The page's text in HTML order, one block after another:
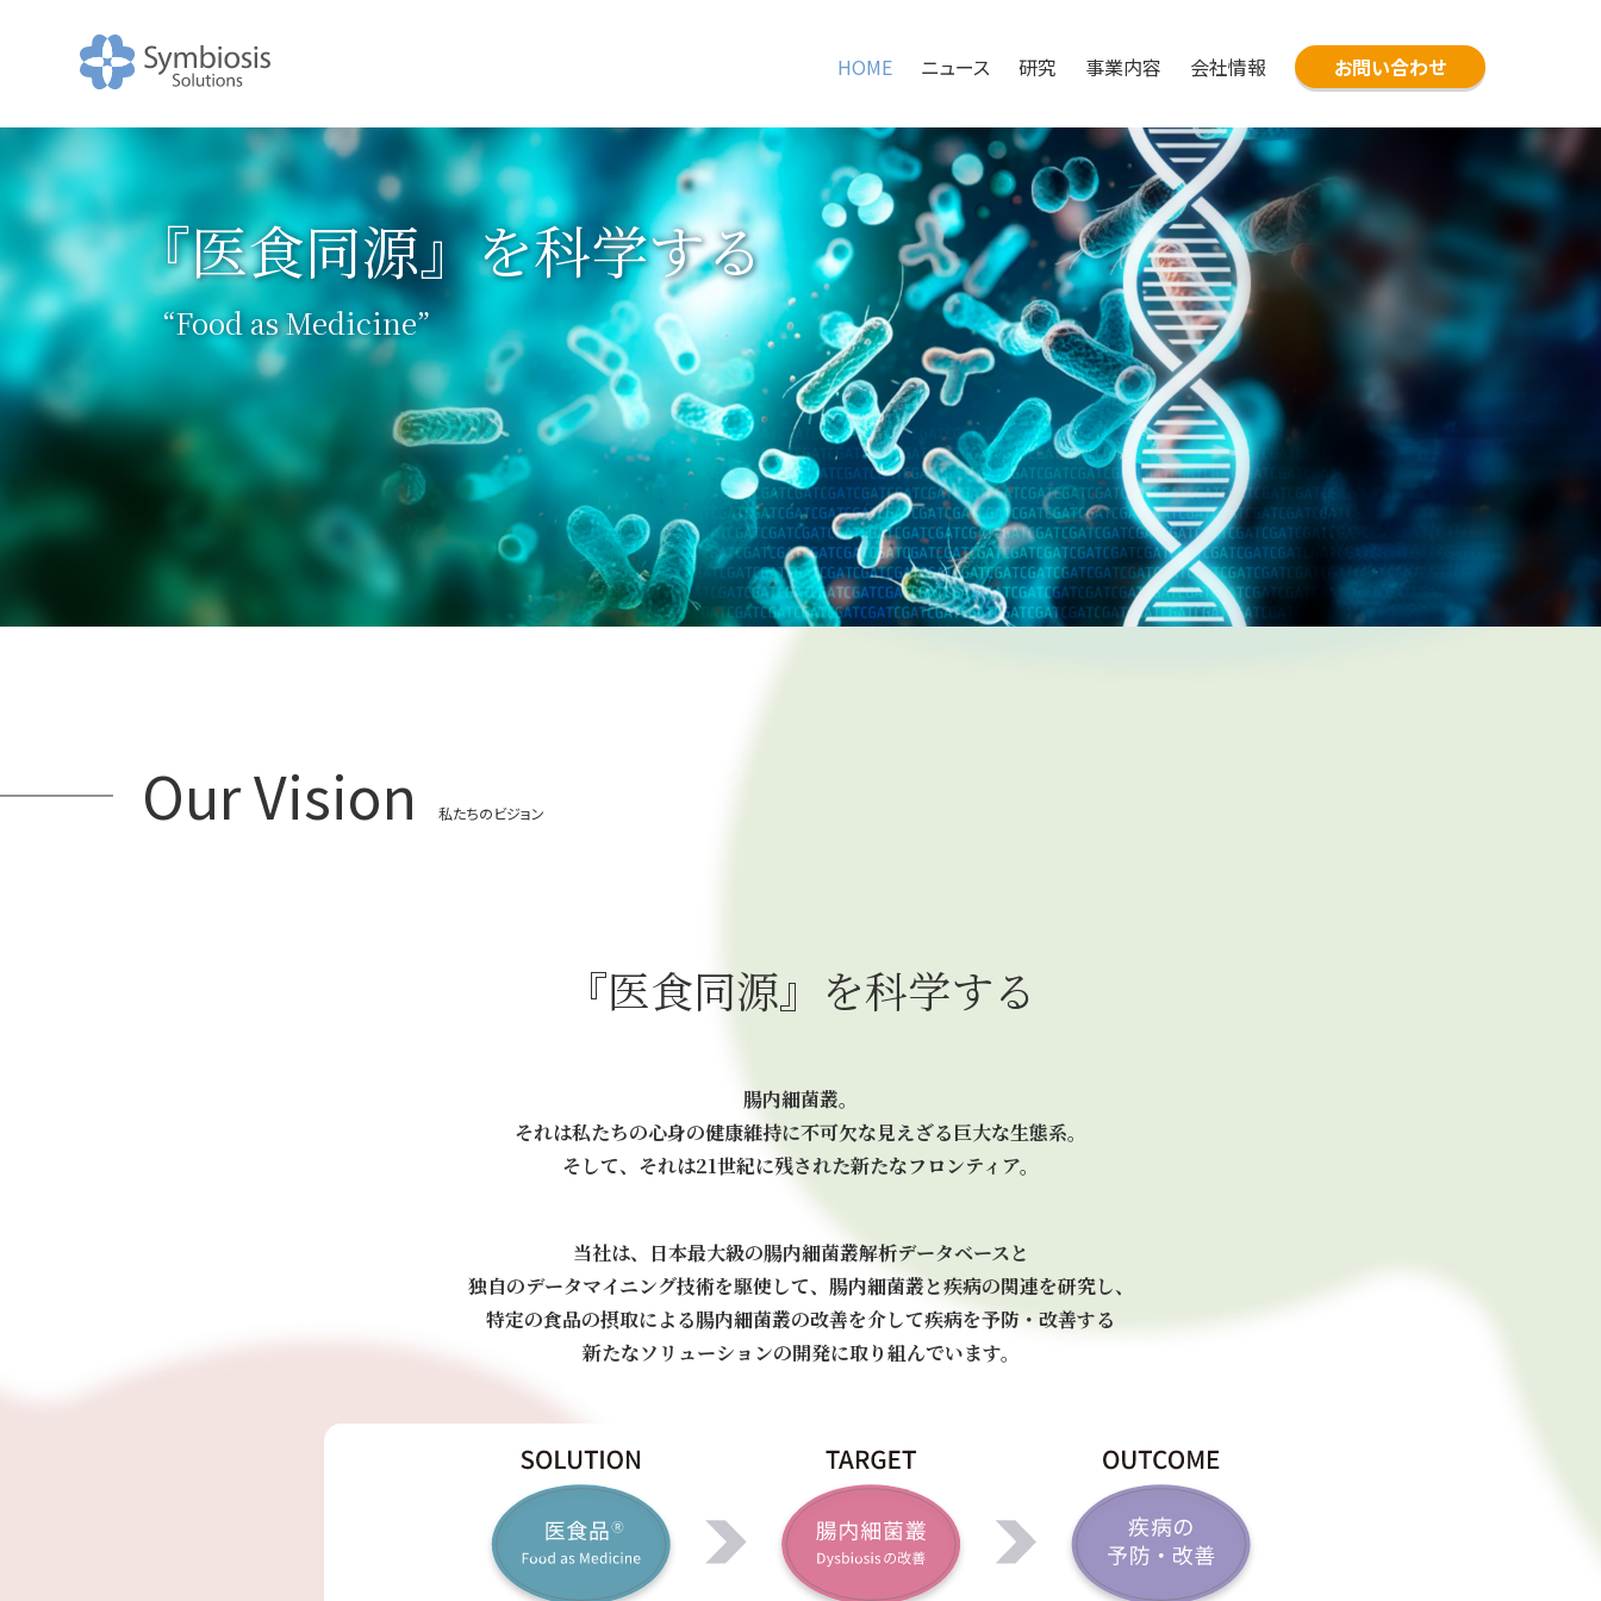
HOME ニュース 研究 事業内容 会社情報 お問い合わせ
『医食同源』を科学する
“Food as Medicine”
Our Vision 私たちのビジョン
『医食同源』を科学する
腸内細菌叢。
それは私たちの心身の健康維持に不可欠な見えざる巨大な生態系。
そして、それは21世紀に残された新たなフロンティア。
当社は、日本最大級の腸内細菌叢解析データベースと
独自のデータマイニング技術を駆使して、 腸内細菌叢と疾病の関連を研究し、
特定の食品の摂取による腸内細菌叢の改善を介して疾病を予防・改善する
新たなソリューションの開発に取り組んでいます。
HOME
ニュース
研究
研究アプローチ
100万人の腸内健やかプロジェクト
共同研究の取り組み
研究成果・論文
共同研究
会社情報
会社概要
アドバイザリーボード
アクセスマップ
お問い合わせ